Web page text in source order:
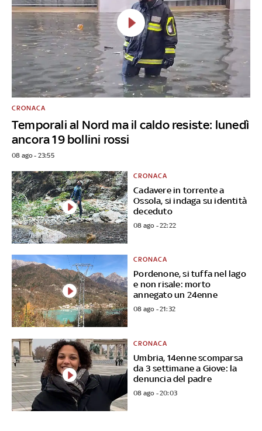
Temporali al Nord ma il caldo resiste: lunedì
ancora 19 bollini rossi
CRONACA
08 ago - 23:55
Cadavere in torrente a
Ossola, si indaga su identità
deceduto
CRONACA
08 ago - 22:22
Pordenone, si tuffa nel lago
e non risale: morto
annegato un 24enne
CRONACA
08 ago - 21:32
Umbria, 14enne scomparsa
da 3 settimane a Giove: la
denuncia del padre
CRONACA
08 ago - 20:03